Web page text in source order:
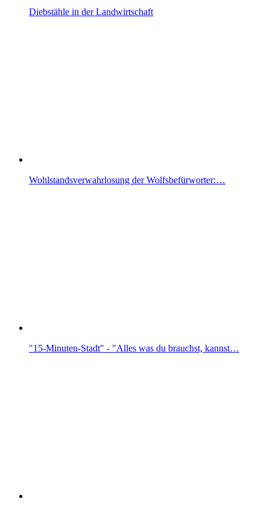
Diebstähle in der Landwirtschaft
Wohlstandsverwahrlosung der Wolfsbefürworter:…
"15-Minuten-Stadt" - "Alles was du brauchst, kannst…